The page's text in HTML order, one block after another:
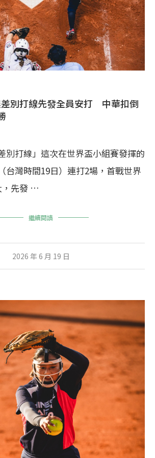
別打線先發全員安打 中華扣倒
別打線」這次在世界盃小組賽發揮的
台灣時間19日）連打2場，首戰世界
，先發 …
繼續閱讀
2026 年 6 月 19 日